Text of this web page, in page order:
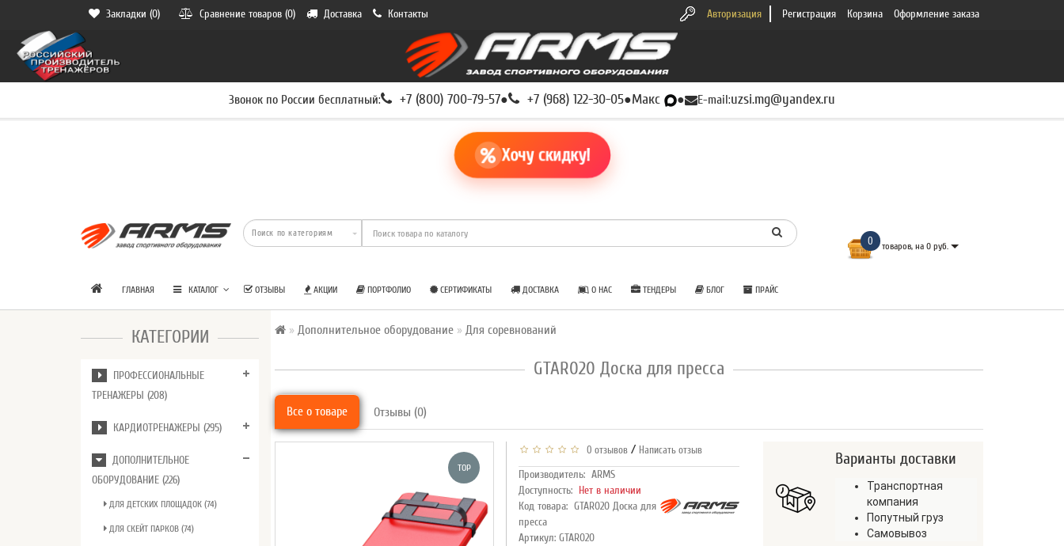
Закладки (0) Сравнение товаров (0) Доставка Контакты Авторизация Регистрация Корзина Оформление заказа
Звонок по России бесплатный: +7 (800) 700-79-57● +7 (968) 122-30-05●Макс ● E-mail:uzsi.mg@yandex.ru
Хочу скидку!
0 товаров, на 0 руб.
ГЛАВНАЯ КАТАЛОГ ОТЗЫВЫ АКЦИИ ПОРТФОЛИО СЕРТИФИКАТЫ ДОСТАВКА О НАС ТЕНДЕРЫ БЛОГ ПРАЙС
КАТЕГОРИИ
ПРОФЕССИОНАЛЬНЫЕ
ТРЕНАЖЕРЫ (208)
КАРДИОТРЕНАЖЕРЫ (295)
ДОПОЛНИТЕЛЬНОЕ
ОБОРУДОВАНИЕ (226)
ДЛЯ ДЕТСКИХ ПЛОЩАДОК (74)
ДЛЯ СКЕЙТ ПАРКОВ (74)
Дополнительное оборудование Для соревнований
GTAR020 Доска для пресса
Все о товаре Отзывы (0)
TOP
0 отзывов / Написать отзыв
Производитель: ARMS
Доступность: Нет в наличии
Код товара: GTAR020 Доска для
пресса
Артикул: GTAR020
Варианты доставки
Транспортная
компания
Попутный груз
Самовывоз